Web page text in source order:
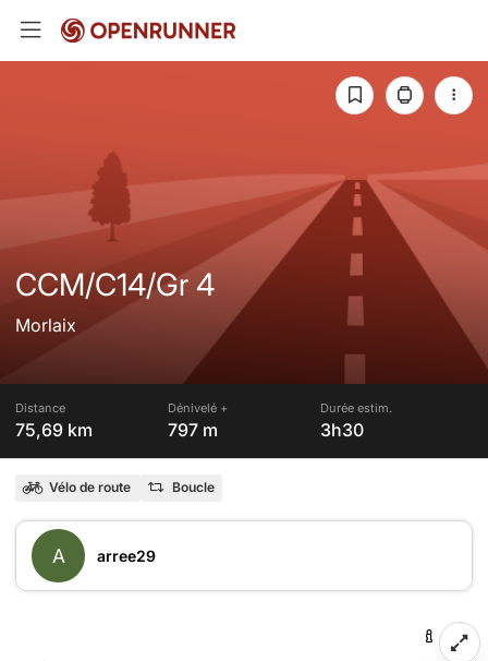
CCM/C14/Gr 4
Morlaix
Distance
75,69 km
Dénivelé +
797 m
Durée estim.
3h30
Vélo de route Boucle
A arree29